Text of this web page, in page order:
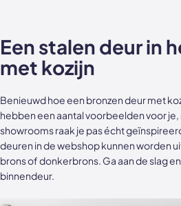
Een stalen deur in
met kozijn
Benieuwd hoe een bronzen deur met
hebben een aantal voorbeelden voor je,
showrooms raak je pas écht
deuren in de webshop kunnen worden
brons of donkerbrons. Ga aan de slag
binnendeur.